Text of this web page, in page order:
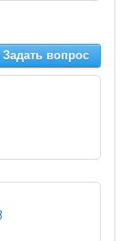
Задать вопрос